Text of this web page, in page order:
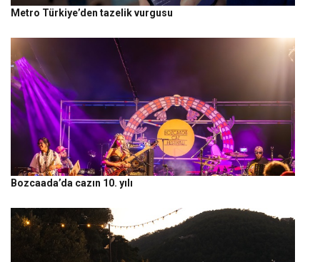
Metro Türkiye’den tazelik vurgusu
Bozcaada’da cazın 10. yılı